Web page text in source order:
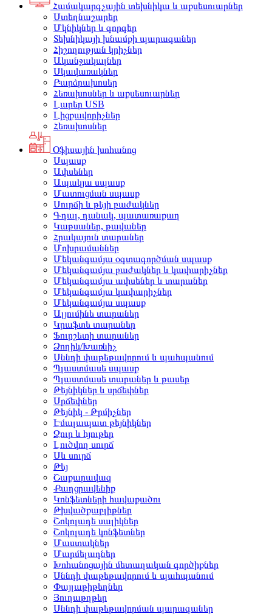
Համակարգչային տեխնիկա և աքսեսուարներ
Ստեղնաշարեր
Մկնիկներ և գորգեր
Տեխնիկայի խնամքի պարագաներ
Հիշողության կրիչներ
Ականջակալներ
Սկավառակներ
Բարձրախոսեր
Հեռախոսներ և աքսեսուարներ
Լարեր USB
Լիցքավորիչներ
Հեռախոսներ
Օֆիսային խոհանոց
Սպասք
Ափսեներ
Ապակյա սպասք
Մատուցման սպասք
Սուրճի և թեյի բաժակներ
Գդալ, դանակ, պատառաքաղ
Կաթսաներ, թավաներ
Հրակայուն տարաներ
Մոխրամաններ
Մեկանգամյա օգտագործման սպասք
Մեկանգամյա բաժակներ և կափարիչներ
Մեկանգամյա ափսեներ և տարաներ
Մեկանգամյա կափարիչներ
Մեկանգամյա սպասք
Ալյումինե տարաներ
Կրաֆտե տարաներ
Ֆուրշետի տարաներ
Ձողիկ/Խառնիչ
Սննդի փաթեթավորում և պահպանում
Պլաստմասե սպասք
Պլաստմասե տարաներ և թասեր
Թեյնիկներ և սրճեփներ
Սրճեփներ
Թեյնիկ - Թրմիչներ
Էմալապատ թեյնիկներ
Ջուր և հյութեր
Լուծվող սուրճ
Սև սուրճ
Թեյ
Շաքարավազ
Քաղցրավենիք
Կոնֆետների հավաքածու
Թխվածքաբլիթներ
Շոկոլադե սալիկներ
Շոկոլադե կոնֆետներ
Մաստակներ
Մարմելադներ
Խոհանոցային մետաղական գործիքներ
Սննդի փաթեթավորում և պահպանում
Փայլաթիթեղներ
Յուղաթղթեր
Սննդի փաթեթավորման պարագաներ